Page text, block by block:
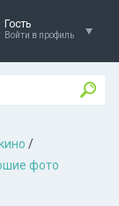
Гость
Войти в профиль
/
фото